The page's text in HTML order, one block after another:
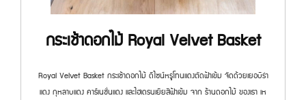
กระเช้าดอกไม้ Royal Velvet Basket
Royal Velvet Basket กระเช้าดอกไม้ ดีไซน์หรูโทนแดงตัดฟ้าเข้ม จัดด้วยเยอบีร่า
แดง กุหลาบแดง คาร์เนชั่นแดง และไฮเดรนเยียสีฟ้าเข้ม จาก ร้านดอกไม้ ของเรา เห